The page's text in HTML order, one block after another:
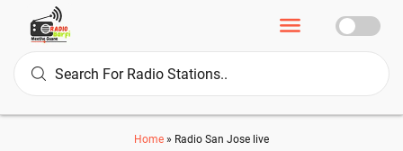
Home » Radio San Jose live